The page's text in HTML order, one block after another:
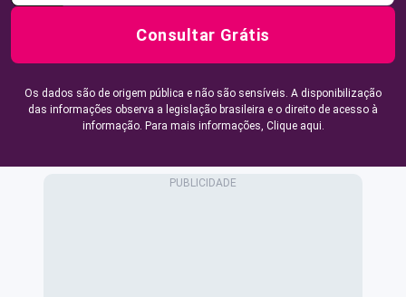
Consultar Grátis
Os dados são de origem pública e não são sensíveis. A disponibilização
das informações observa a legislação brasileira e o direito de acesso à
informação. Para mais informações, Clique aqui.